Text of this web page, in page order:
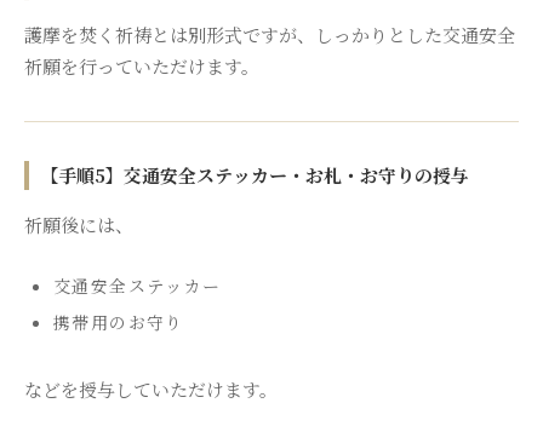
護摩を焚く祈祷とは別形式ですが、しっかりとした交通安全
祈願を行っていただけます。
【手順5】交通安全ステッカー・お札・お守りの授与
祈願後には、
交通安全ステッカー
携帯用のお守り
などを授与していただけます。